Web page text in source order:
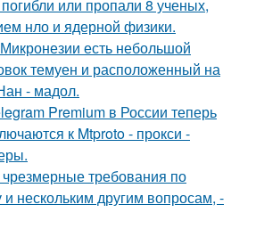
или пропали 8 ученых,
нло и ядерной физики.
есть небольшой
темуен и расположенный на
- мадол.
Premium в России теперь
к Mtproto - прокси -
требования по
нескольким другим вопросам, -